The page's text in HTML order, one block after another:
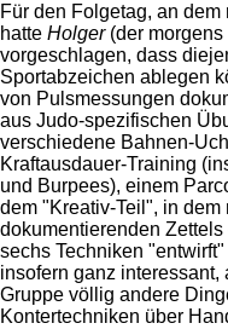
Für den Folgetag, an
hatte Holger(der morgens
vorgeschlagen, dass
Sportabzeichen ablegen
von Pulsmessungen
aus Judo-spezifischen
verschiedene Bahnen-
Kraftausdauer-Training
und Burpees), einem
dem "Kreativ-Teil", in
dokumentierenden
sechs Techniken
insofern ganz
Gruppe völlig andere
Kontertechniken über